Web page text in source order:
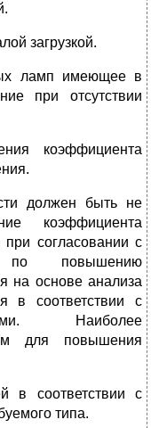
загрузкой.
ламп имеющее в
при отсутствии
коэффициента
должен быть не
коэффициента
при согласовании с
по повышению
на основе анализа
в соответствии с
Наиболее
для повышения
в соответствии с
типа.